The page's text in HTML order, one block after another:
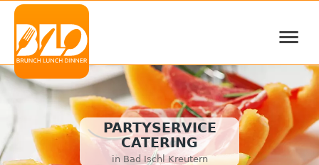
≡
PARTYSERVICE
CATERING
in Bad Ischl Kreutern